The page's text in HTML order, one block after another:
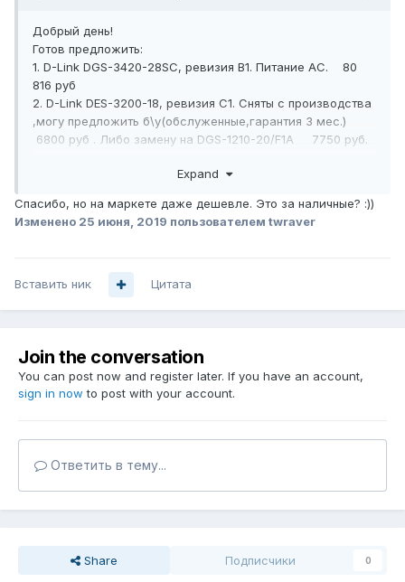
Добрый день!
Готов предложить:
1. D-Link DGS-3420-28SC , ревизия B1. Питание AC. 80
816 руб
2. D-Link DES-3200-18 , ревизия С1. Сняты с производства
,могу предложить б\у(обслуженные,гарантия 3 мес.)
6800 руб . Либо замену на DGS-1210-20/F1A 7750 руб.
Expand
Спасибо, но на маркете даже дешевле. Это за наличные? :))
Изменено 25 июня, 2019 пользователем twraver
Вставить ник Цитата
Join the conversation
You can post now and register later. If you have an account,
sign in now to post with your account.
Ответить в тему...
Share Подписчики 0